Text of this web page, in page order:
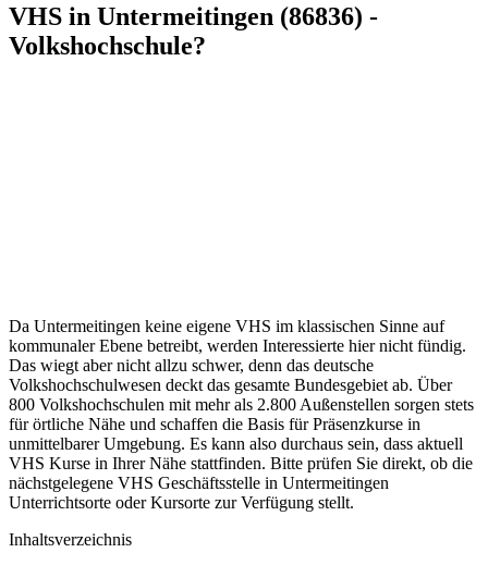
VHS in Untermeitingen (86836) -
Volkshochschule?
Da Untermeitingen keine eigene VHS im klassischen Sinne auf
kommunaler Ebene betreibt, werden Interessierte hier nicht fündig.
Das wiegt aber nicht allzu schwer, denn das deutsche
Volkshochschulwesen deckt das gesamte Bundesgebiet ab. Über
800 Volkshochschulen mit mehr als 2.800 Außenstellen sorgen stets
für örtliche Nähe und schaffen die Basis für Präsenzkurse in
unmittelbarer Umgebung. Es kann also durchaus sein, dass aktuell
VHS Kurse in Ihrer Nähe stattfinden. Bitte prüfen Sie direkt, ob die
nächstgelegene VHS Geschäftsstelle in Untermeitingen
Unterrichtsorte oder Kursorte zur Verfügung stellt.
Inhaltsverzeichnis